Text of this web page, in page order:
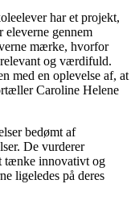
har et projekt,
eleverne gennem
mærke, hvorfor
og værdifuld.
med en oplevelse af, at
Caroline Helene
bedømt af
De vurderer
tænke innovativt og
ligeledes på deres